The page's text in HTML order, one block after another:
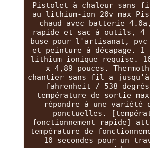
Pistolet à chaleur sans
au lithium-ion 20v max
chaud avec batterie
rapide et sac à outils, 4
buse pour l'artisanat,
et peinture à décapage.
lithium ionique requise.
x 4,89 pouces.
chantier sans fil a jusqu'à
fahrenheit / 538
température de sortie
répondre à une variété
ponctuelles.
fonctionnement rapide]
température de
10 secondes pour un